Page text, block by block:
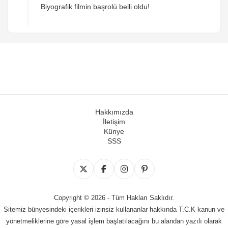
Biyografik filmin başrolü belli oldu!
Hakkımızda
İletişim
Künye
SSS
Copyright © 2026 - Tüm Hakları Saklıdır.
Sitemiz bünyesindeki içerikleri izinsiz kullananlar hakkında T.C.K kanun ve
yönetmeliklerine göre yasal işlem başlatılacağını bu alandan yazılı olarak